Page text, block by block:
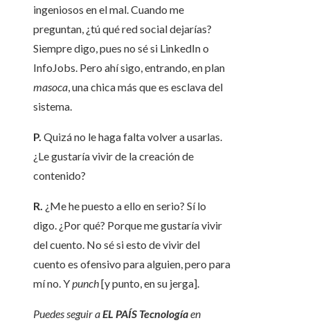
ingeniosos en el mal. Cuando me
preguntan, ¿tú qué red social dejarías?
Siempre digo, pues no sé si LinkedIn o
InfoJobs. Pero ahí sigo, entrando, en plan
masoca, una chica más que es esclava del
sistema.
P. Quizá no le haga falta volver a usarlas.
¿Le gustaría vivir de la creación de
contenido?
R. ¿Me he puesto a ello en serio? Sí lo
digo. ¿Por qué? Porque me gustaría vivir
del cuento. No sé si esto de vivir del
cuento es ofensivo para alguien, pero para
mí no. Ypunch[y punto, en su jerga].
Puedes seguir aEL PAÍS Tecnologíaen